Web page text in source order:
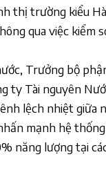
thị trường kiểu
qua việc kiểm
Trưởng bộ
ty Tài nguyên
lệch nhiệt giữa
mạnh hệ
năng lượng tại